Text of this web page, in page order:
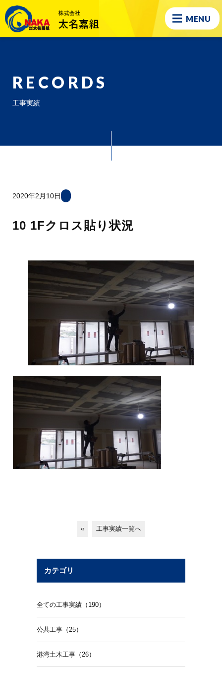
MENU
RECORDS
工事実績
2020年2月10日
10 1Fクロス貼り状況
« 工事実績一覧へ
カテゴリ
全ての工事実績（190）
公共工事（25）
港湾土木工事（26）